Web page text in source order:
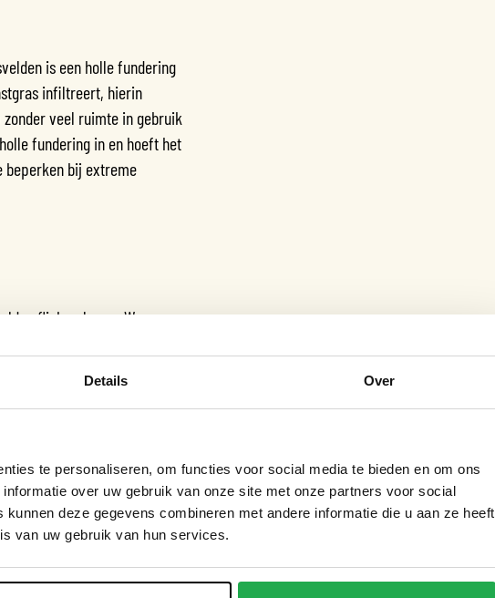
Details Over
te personaliseren, om functies voor social media te bieden en om ons
over uw gebruik van onze site met onze partners voor social
deze gegevens combineren met andere informatie die u aan ze heeft
van uw gebruik van hun services.
is een holle fundering
infiltreert, hierin
veel ruimte in gebruik
fundering in en hoeft het
beperken bij extreme
flink oplopen. Wanneer
Net zoals een echt
en de omgeving.
hoog oplopen. Het
maken van